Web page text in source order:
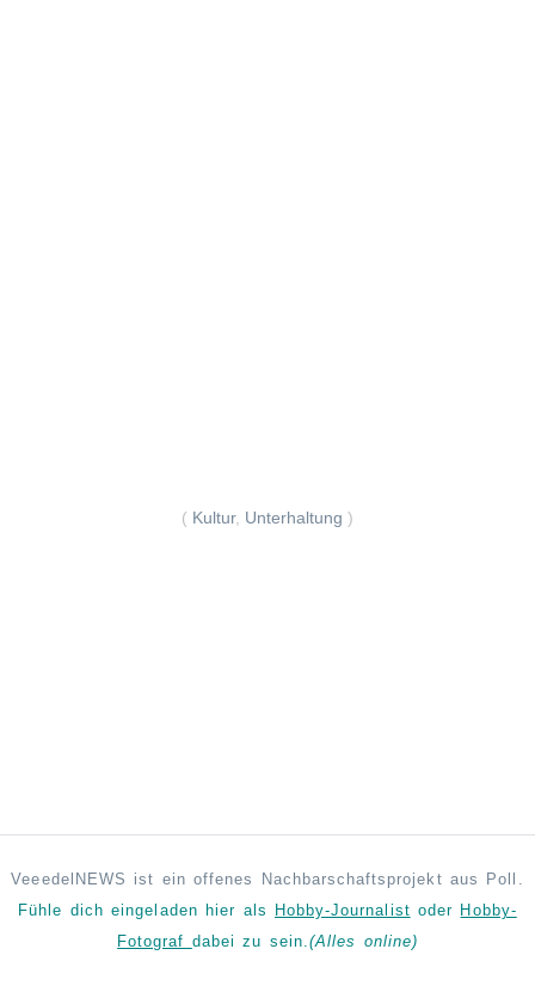
( Kultur, Unterhaltung )
VeeedelNEWS ist ein offenes Nachbarschaftsprojekt aus Poll.
Fühle dich eingeladen hier als
Hobby-Journalist oder Hobby-
Fotograf dabei zu sein.(Alles online)